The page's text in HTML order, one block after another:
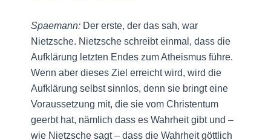
Spaemann:Der erste, der das sah, war
Nietzsche. Nietzsche schreibt einmal, dass die
Aufklärung letzten Endes zum Atheismus führe.
Wenn aber dieses Ziel erreicht wird, wird die
Aufklärung selbst sinnlos, denn sie bringt eine
Voraussetzung mit, die sie vom Christentum
geerbt hat, nämlich dass es Wahrheit gibt und –
wie Nietzsche sagt – dass die Wahrheit göttlich